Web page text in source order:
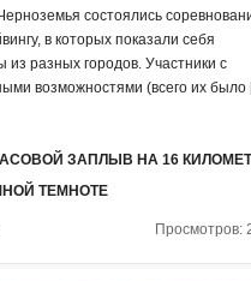
состоялись
в которых показали себя
из разных городов. Участники с
возможностями (всего их
ЗАПЛЫВ НА 16
ТЕМНОТЕ
Просмотров: